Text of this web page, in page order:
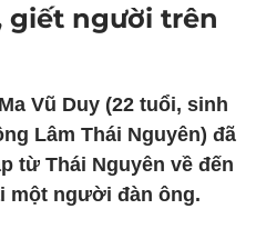
giết người trên
Vũ Duy (22 tuổi, sinh
Lâm Thái Nguyên) đã
từ Thái Nguyên về đến
một người đàn ông.